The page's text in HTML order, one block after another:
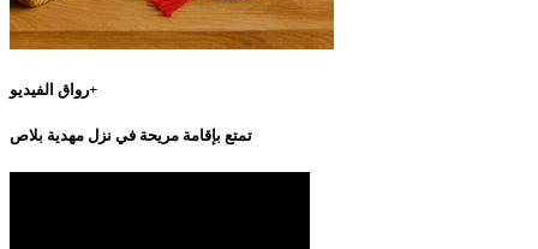
رواق الفيديو+
تمتع بإقامة مريحة في نزل مهدية بلاص